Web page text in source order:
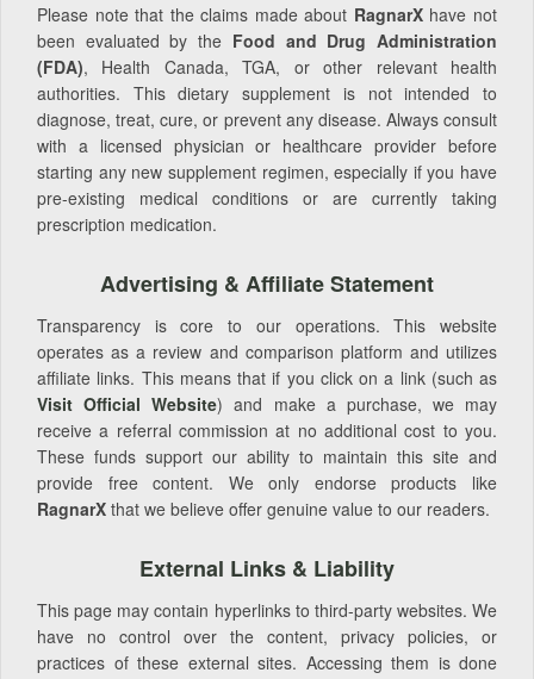
Please note that the claims made about RagnarXhave not
been evaluated by the Food and Drug Administration
(FDA), Health Canada, TGA, or other relevant health
authorities. This dietary supplement is not intended to
diagnose, treat, cure, or prevent any disease. Always consult
with a licensed physician or healthcare provider before
starting any new supplement regimen, especially if you have
pre-existing medical conditions or are currently taking
prescription medication.
Advertising & Affiliate Statement
Transparency is core to our operations. This website
operates as a review and comparison platform and utilizes
affiliate links. This means that if you click on a link (such as
Visit Official Website) and make a purchase, we may
receive a referral commission at no additional cost to you.
These funds support our ability to maintain this site and
provide free content. We only endorse products like
RagnarX that we believe offer genuine value to our readers.
External Links & Liability
This page may contain hyperlinks to third-party websites. We
have no control over the content, privacy policies, or
practices of these external sites. Accessing them is done